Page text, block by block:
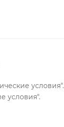
условия".
условия".